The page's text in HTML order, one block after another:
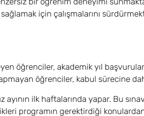
için çalışmalarını
öğrenciler, akademik yıl
öğrenciler, kabul sürecine
ayının ilk haftalarında yapar. Bu
programın gerektirdiği